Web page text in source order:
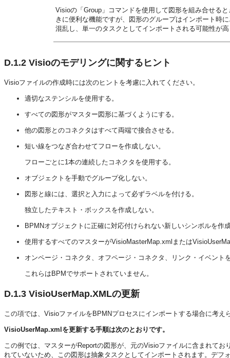
Visioの「Group」コマンドを使用して図形を組み合せる
きに便利な機能ですが、図形のグループはインポート時
混乱し、単一のタスクとしてインポートされる可能性が
D.1.2 Visioのモデリングに関するヒント
Visioファイルの作成時には次のヒントを考慮に入れてください。
適切なステンシルを使用する。
すべての図形がマスター図形に基づくようにする。
他の図形とのコネクタはすべて両端で接合させる。
短い線をつなぎ合わせてフローを作成しない。
フローごとに1本の連続したコネクタを使用する。
オブジェクトを手動でグループ化しない。
図形と線には、選択と入力によって必ずラベルを付ける。
独立したテキスト・ボックスを作成しない。
BPMNオブジェクトに正確に対応付けられない新しいシンボルを作
使用するすべてのマスターがVisioMasterMap.xmlまたは
オンページ・コネクタ、オフページ・コネクタ、リンク・イベント
これらはBPMでサポートされていません。
D.1.3 VisioUserMap.XMLの更新
この項では、VisioファイルをBPMNプロセスにインポートする場合に考え
VisioUserMap.xmlを更新する手順は次のとおりです。
この例では、マスターがReportの図形が、元のVisioファイルに含まれて
れていないため、この図形は抽象タスクとしてインポートされます。デフ